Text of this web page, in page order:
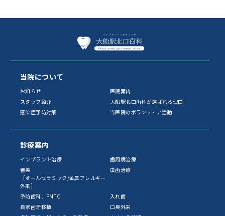
当院について
お知らせ
医院案内
スタッフ紹介
大船駅北口歯科が選ばれる理由
感染症予防対策
当医院のボランティア活動
診療案内
インプラント治療
歯周病治療
審美
［オールセラミック/金属アレルギー
外来］
虫歯治療
予防歯科、PMTC
入れ歯
自家歯牙移植
口臭外来